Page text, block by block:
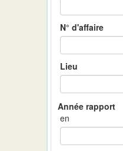
N° d'affaire
Lieu
en